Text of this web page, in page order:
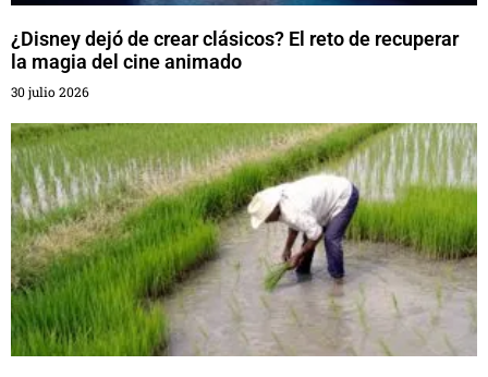
¿Disney dejó de crear clásicos? El reto de recuperar
la magia del cine animado
30 julio 2026